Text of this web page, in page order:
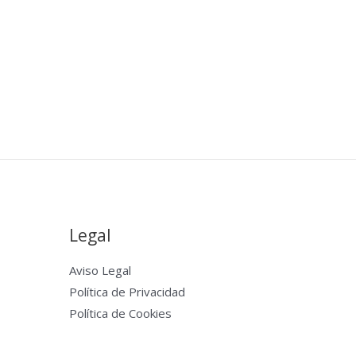
Legal
Aviso Legal
Política de Privacidad
Política de Cookies